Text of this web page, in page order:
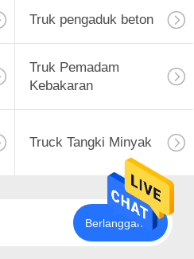
Truk pengaduk beton
Truk Pemadam
Kebakaran
Truck Tangki Minyak
Berlangganan